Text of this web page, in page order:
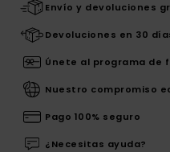
Envío y devoluciones
Devoluciones en 30
Únete al programa de
Nuestro compromiso
Pago 100% seguro
¿Necesitas ayuda?